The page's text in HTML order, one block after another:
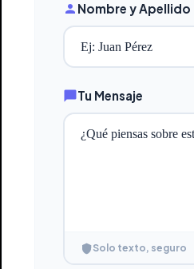
Nombre y Apellido
Tu Mensaje
Solo texto, seguro